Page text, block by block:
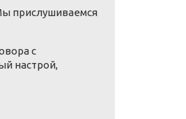
прислушиваемся
с
настрой,